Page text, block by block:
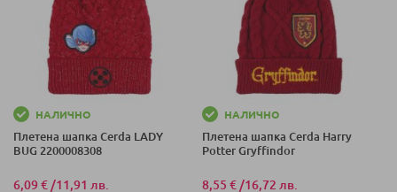
НАЛИЧНО
Плетена шапка Cerda LADY
BUG 2200008308
6,09 €/11,91 лв.
НАЛИЧНО
Плетена шапка Cerda Harry
Potter Gryffindor
8,55 €/16,72 лв.